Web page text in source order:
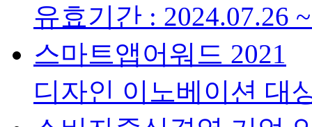
유효기간 : 2024.07.26
스마트앱어워드 2021
디자인 이노베이션 대